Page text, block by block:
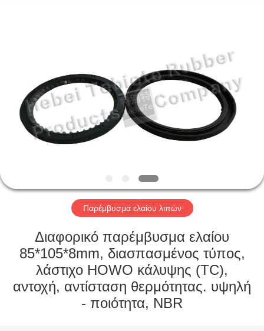
ΠΡΟΪΌΝΤΑ
ΠΕΡΊΠΟΥ
ΓΎΡΟΣ
ΕΡΓΟΣΤΑΣΊΩΝ
ΠΟΙΟΤΙΚΌΣ
ΈΛΕΓΧΟΣ
Παρέμβυσμα ελαίου λιπών
Διαφορικό παρέμβυσμα ελαίου
85*105*8mm, διασπασμένος τύπος,
λάστιχο HOWO κάλυψης (TC),
αντοχή, αντίσταση θερμότητας. υψηλή
- ποιότητα, NBR